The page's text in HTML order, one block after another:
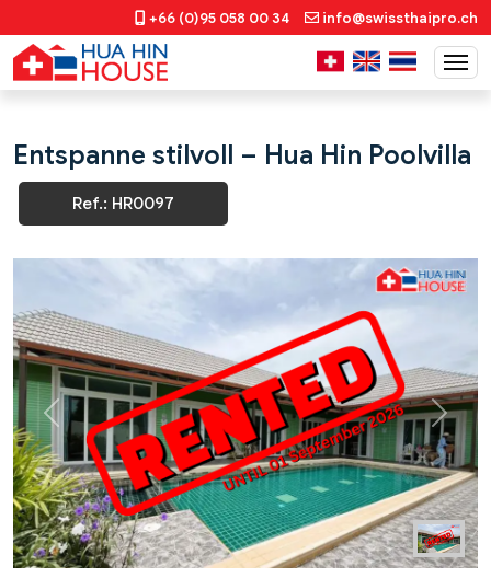
+66 (0)95 058 00 34 info@swissthaipro.ch
Entspanne stilvoll – Hua Hin Poolvilla
Ref.: HR0097
Previous Next